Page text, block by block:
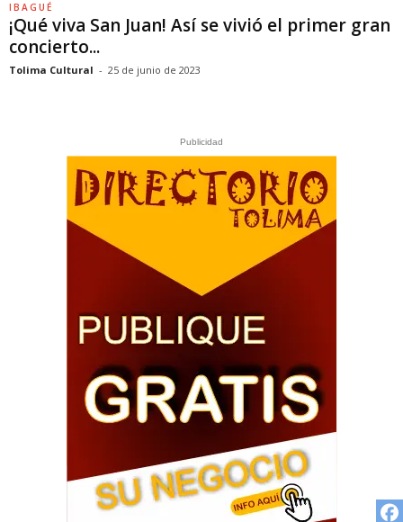
IBAGUÉ
¡Qué viva San Juan! Así se vivió el primer gran
concierto...
Tolima Cultural - 25 de junio de 2023
Publicidad